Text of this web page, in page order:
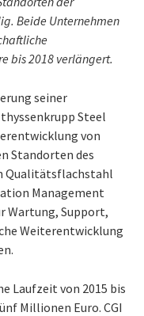
Beide Unternehmen
bis 2018 verlängert.
seiner
Steel
von
Standorten des
Qualitätsflachstahl
Management
Wartung, Support,
Weiterentwicklung
Laufzeit von 2015 bis
Millionen Euro. CGI